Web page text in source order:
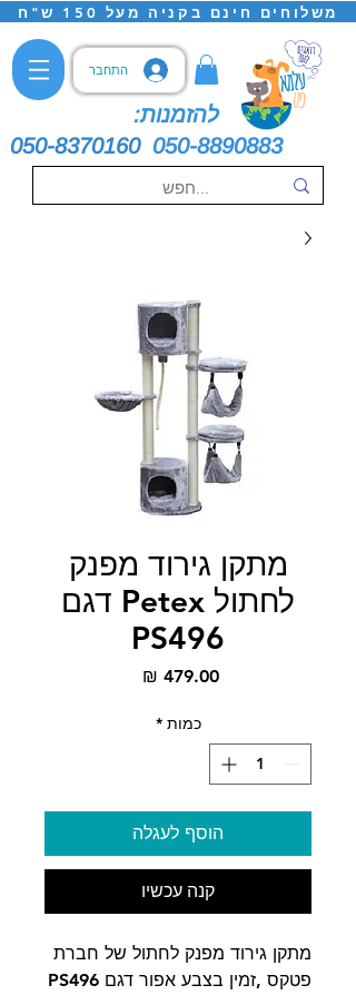
משלוחים חינם בקניה מעל 150 ש"ח
התחבר
להזמנות:
050-8370160 050-8890883
מתקן גירוד מפנק
לחתול Petex דגם
PS496
כמות *
הוסף לעגלה
קנה עכשיו
מתקן גירוד מפנק לחתול של חברת
פטקס ,זמין בצבע אפור דגם PS496